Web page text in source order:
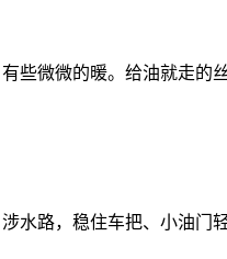
微微的暖。给油就走的
路，稳住车把、小油门轻